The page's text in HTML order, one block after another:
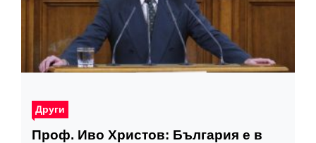
Други
Проф. Иво Христов: България е в